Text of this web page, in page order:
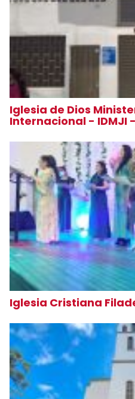
Iglesia de Dios
Internacional - IDMJI
Iglesia Cristiana